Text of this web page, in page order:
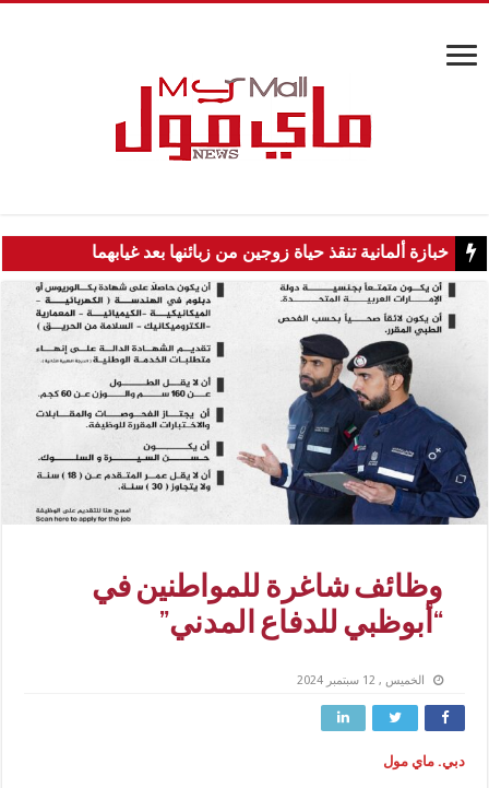
خبازة ألمانية تنقذ حياة زوجين من زبائنها بعد غيابهما
وظائف شاغرة للمواطنين في
“أبوظبي للدفاع المدني”
الخميس , 12 سبتمبر 2024
دبي. ماي مول